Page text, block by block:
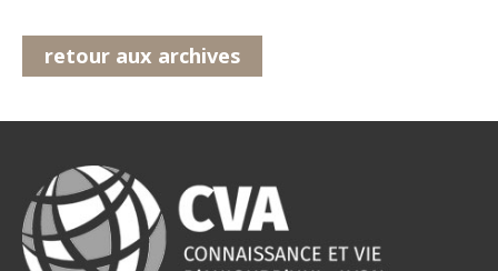
retour aux archives